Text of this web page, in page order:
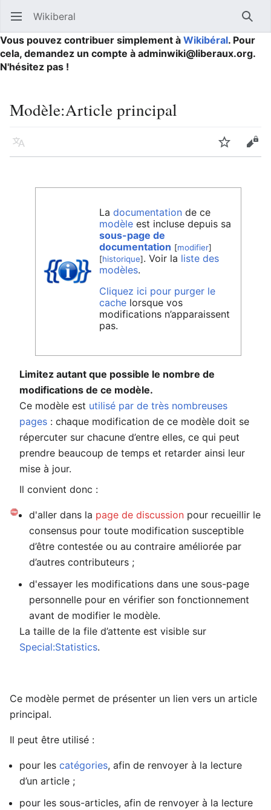
Ouvrir le menu principal Wikiberal
Vous pouvez contribuer simplement à Wikibéral. Pour
cela, demandez un compte à adminwiki@liberaux.org.
N'hésitez pas !
Modèle:Article principal
Langue Suivre
La documentationde ce
modèleest incluse depuis sa
sous-page de
documentation [modifier]
[historique]. Voir la liste des
modèles.
Cliquez ici pour purger le
cachelorsque vos
modifications n’apparaissent
pas.
Limitez autant que possible le nombre de
modifications de ce modèle.
Ce modèle est utilisé par de très nombreuses
pages : chaque modification de ce modèle doit se
répercuter sur chacune d’entre elles, ce qui peut
prendre beaucoup de temps et retarder ainsi leur
mise à jour.
Il convient donc :
d'aller dans la page de discussion pour recueillir le
consensus pour toute modification susceptible
d’être contestée ou au contraire améliorée par
d’autres contributeurs ;
d'essayer les modifications dans une sous-page
personnelle pour en vérifier son fonctionnement
avant de modifier le modèle.
La taille de la file d’attente est visible sur
Special:Statistics.
Ce modèle permet de présenter un lien vers un article
principal.
Il peut être utilisé :
pour les catégories, afin de renvoyer à la lecture
d’un article ;
pour les sous-articles, afin de renvoyer à la lecture